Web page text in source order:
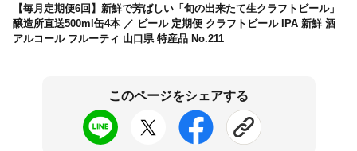
【毎月定期便6回】新鮮で芳ばしい「旬の出来たて生クラフトビール」
醸造所直送500ml缶4本 ／ ビール 定期便 クラフトビール IPA 新鮮 酒
アルコール フルーティ 山口県 特産品 No.211
このページをシェアする